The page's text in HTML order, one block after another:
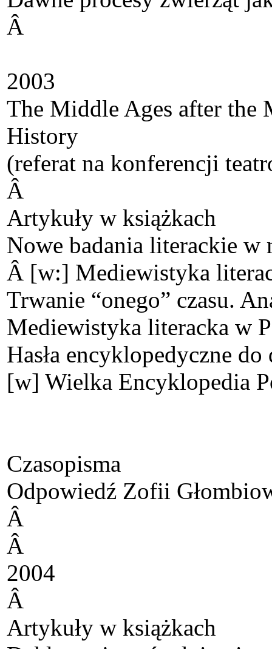
Â
2003
The Middle Ages after the
History
(referat na konferencji
Â
Artykuły w książkach
Nowe badania literackie w
Â [w:] Mediewistyka
Trwanie “onego” czasu.
Mediewistyka literacka w
Hasła encyklopedyczne
[w] Wielka Encyklopedia
Czasopisma
Odpowiedź Zofii
Â
Â
2004
Â
Artykuły w książkach